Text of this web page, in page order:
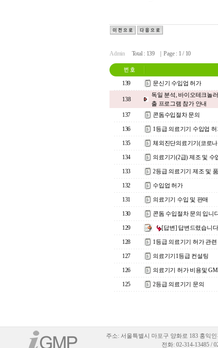
AdminTotal : 139 | Page : 1 / 10
139 문신기 수입업 허가
138
독일 분석, 바이오테크놀
출 프로그램 참가 안내
137
콘돔수입절차 문의
136 1등급 의료기기 수입업
135 체외진단의료기기(코로
134 의료기기(2급) 제조 및 수
133 2등급 의료기기 제조 및
132 수입업 허가
131 의료기기 수입 및 판매
130 콘돔 수입절차 문의 입니
129 [답변] 답변드렸습니다
128 1등급 의료기기 허가 관
127 의료기기1등급 컨설팅
126 의료기기 허가 비용및
125 2등급 의료기기 문의
주소: 서울특별시 마포구 양화로 183 홍익
전화: 02-314-13485 /